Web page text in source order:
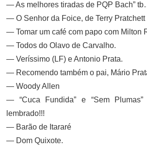
— As melhores tiradas de PQP Bach”
— O Senhor da Foice, de Terry Pratchett
— Tomar um café com papo com Milton
— Todos do Olavo de Carvalho.
— Veríssimo (LF) e Antonio Prata.
— Recomendo também o pai, Mário
— Woody Allen
— “Cuca Fundida” e “Sem
lembrado!!!
— Barão de Itararé
— Dom Quixote.